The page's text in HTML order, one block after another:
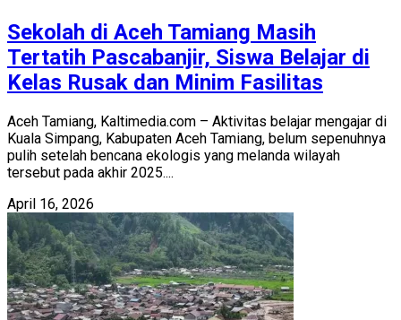
Sekolah di Aceh Tamiang Masih
Tertatih Pascabanjir, Siswa Belajar di
Kelas Rusak dan Minim Fasilitas
Aceh Tamiang, Kaltimedia.com – Aktivitas belajar mengajar di
Kuala Simpang, Kabupaten Aceh Tamiang, belum sepenuhnya
pulih setelah bencana ekologis yang melanda wilayah
tersebut pada akhir 2025....
April 16, 2026